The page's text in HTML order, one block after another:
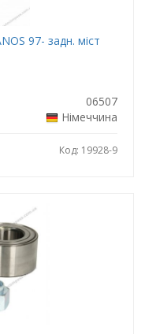
97- задн. міст
06507
Німеччина
Код: 19928-9